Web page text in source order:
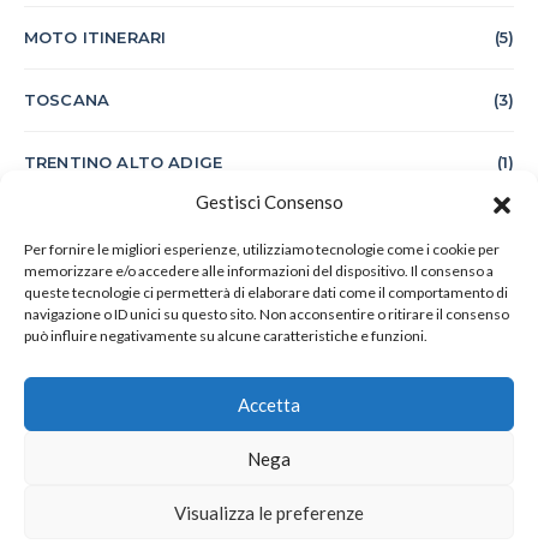
Gestisci Consenso
Per fornire le migliori esperienze, utilizziamo tecnologie come i cookie per
memorizzare e/o accedere alle informazioni del dispositivo. Il consenso a
queste tecnologie ci permetterà di elaborare dati come il comportamento di
navigazione o ID unici su questo sito. Non acconsentire o ritirare il consenso
può influire negativamente su alcune caratteristiche e funzioni.
Accetta
Nega
Visualizza le preferenze
MOTO ITINERARI (5)
TOSCANA (3)
TRENTINO ALTO ADIGE (1)
Trova servizi per auto, persona e viaggio in tutta Italia